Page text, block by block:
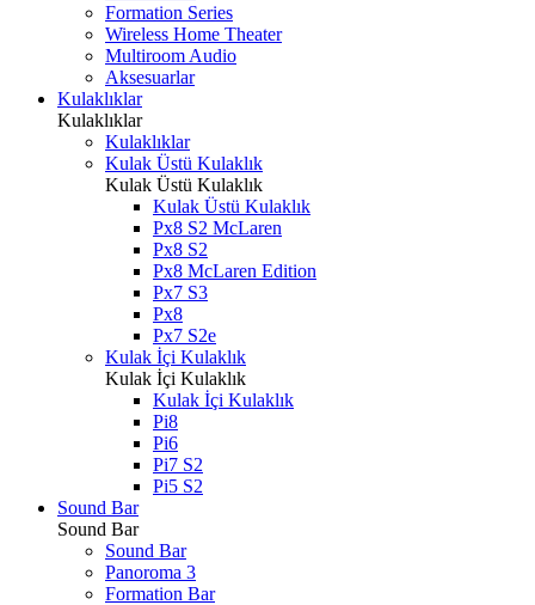
Formation Series
Wireless Home Theater
Multiroom Audio
Aksesuarlar
Kulaklıklar
Kulaklıklar
Kulaklıklar
Kulak Üstü Kulaklık
Kulak Üstü Kulaklık
Kulak Üstü Kulaklık
Px8 S2 McLaren
Px8 S2
Px8 McLaren Edition
Px7 S3
Px8
Px7 S2e
Kulak İçi Kulaklık
Kulak İçi Kulaklık
Kulak İçi Kulaklık
Pi8
Pi6
Pi7 S2
Pi5 S2
Sound Bar
Sound Bar
Sound Bar
Panoroma 3
Formation Bar